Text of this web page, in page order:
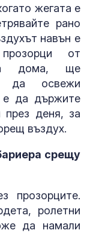
жегата е
рано
навън е
от
дома, ще
да освежи
е да държите
през деня, за
въздух.
срещу
прозорците.
ролетни
да намали